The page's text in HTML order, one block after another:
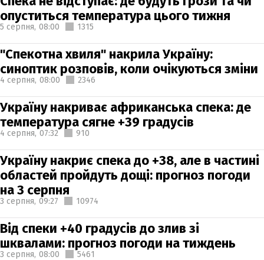
опуститься температура цього тижня
5 серпня, 08:00 1315
"Спекотна хвиля" накрила Україну:
синоптик розповів, коли очікуються зміни
4 серпня, 08:00 2346
Україну накриває африканська спека: де
температура сягне +39 градусів
4 серпня, 07:32 910
Україну накриє спека до +38, але в частині
областей пройдуть дощі: прогноз погоди
на 3 серпня
3 серпня, 09:27 10974
Від спеки +40 градусів до злив зі
шквалами: прогноз погоди на тиждень
3 серпня, 08:00 5461